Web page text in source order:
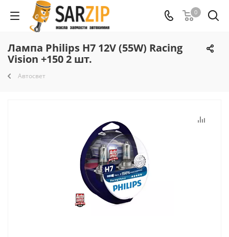
0
Лампа Philips H7 12V (55W) Racing
Vision +150 2 шт.
Автосвет